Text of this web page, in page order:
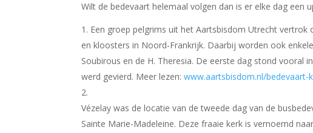
Wilt de bedevaart helemaal volgen dan is er elke dag een
Een groep pelgrims uit het Aartsbisdom Utrecht
en kloosters in Noord-Frankrijk. Daarbij worden ook
Soubirous en de H. Theresia. De eerste dag stond vooral
werd gevierd. Meer lezen: www.aartsbisdom.nl/
Vézelay was de locatie van de tweede dag van de
Sainte Marie-Madeleine. Deze fraaie kerk is vernoemd